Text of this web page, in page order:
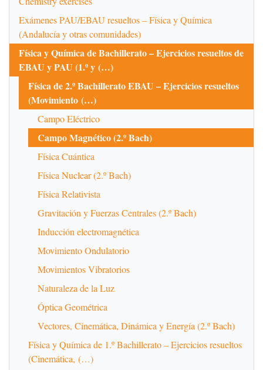
Exámenes PAU/EBAU resueltos – Física y Química
(Andalucía y otras comunidades)
Física y Química de Bachillerato – Ejercicios resueltos de
EBAU y PAU (1.º y (…)
Física de 2.º Bachillerato EBAU – Ejercicios resueltos
(Movimiento (…)
Campo Eléctrico
Campo Magnético (2.º Bach)
Física Cuántica
Física Nuclear (2.º Bach)
Física Relativista
Gravitación y Fuerzas Centrales (2.º Bach)
Inducción electromagnética
Movimiento Ondulatorio
Movimientos Vibratorios
Naturaleza de la Luz
Óptica Geométrica
Vectores, Cinemática, Dinámica y Energía (2.º Bach)
Física y Química de 1.º Bachillerato – Ejercicios resueltos
(Cinemática, (…)